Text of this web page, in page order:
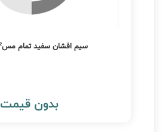
سیم افشان سفید تمام مس0.50mm²
بدون قیمت